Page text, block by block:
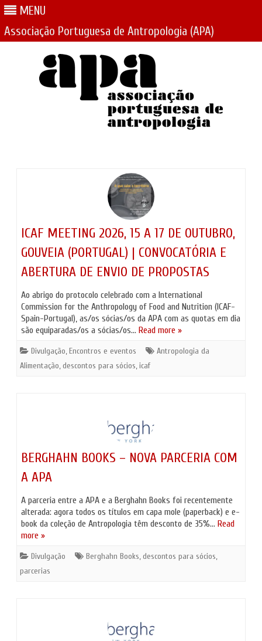
MENU
Associação Portuguesa de Antropologia (APA)
ICAF MEETING 2026, 15 A 17 DE OUTUBRO,
GOUVEIA (PORTUGAL) | CONVOCATÓRIA E
ABERTURA DE ENVIO DE PROPOSTAS
Ao abrigo do protocolo celebrado com a International
Commission for the Anthropology of Food and Nutrition (ICAF-
Spain-Portugal), as/os sócias/os da APA com as quotas em dia
são equiparadas/os a sócias/os… Read more »
Divulgação,Encontros e eventos
Antropologia da
Alimentação,descontos para sócios,icaf
BERGHAHN BOOKS – NOVA PARCERIA COM
A APA
A parceria entre a APA e a Berghahn Books foi recentemente
alterada: agora todos os títulos em capa mole (paperback) e e-
book da coleção de Antropologia têm desconto de 35%… Read
more »
Divulgação Berghahn Books,descontos para sócios,
parcerias